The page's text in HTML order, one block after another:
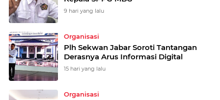
9 hari yang lalu
Organisasi
Plh Sekwan Jabar Soroti Tantangan
Derasnya Arus Informasi Digital
15 hari yang lalu
Organisasi